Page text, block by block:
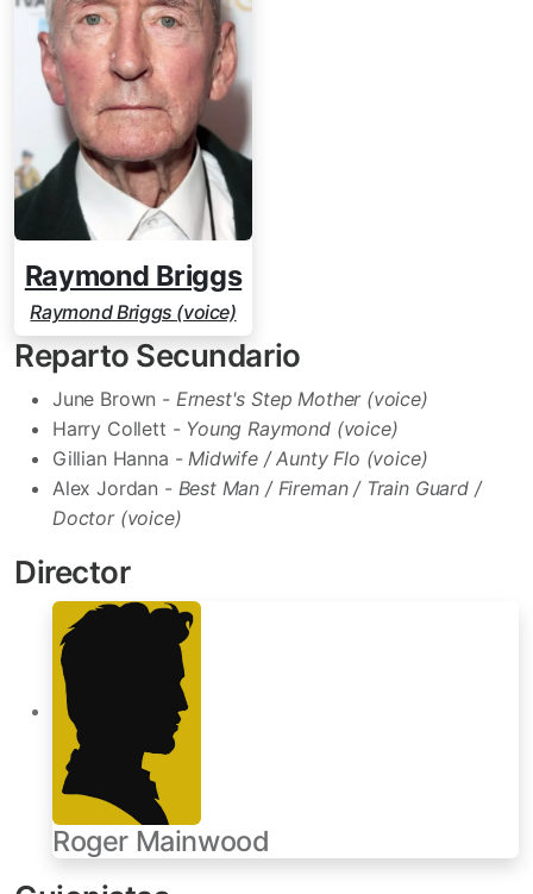
Raymond Briggs
Raymond Briggs (voice)
Reparto Secundario
June Brown - Ernest's Step Mother (voice)
Harry Collett - Young Raymond (voice)
Gillian Hanna -Midwife / Aunty Flo (voice)
Alex Jordan - Best Man / Fireman / Train Guard /
Doctor (voice)
Director
Roger Mainwood